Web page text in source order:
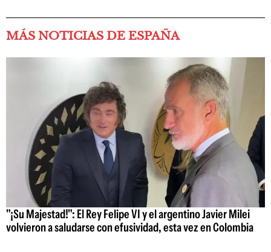
MÁS NOTICIAS DE ESPAÑA
"¡Su Majestad!": El Rey Felipe VI y el argentino Javier Milei
volvieron a saludarse con efusividad, esta vez en Colombia